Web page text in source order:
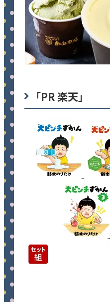
「PR 楽天」